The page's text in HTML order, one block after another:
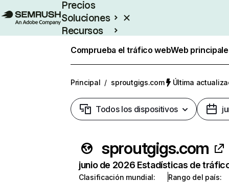
Precios
Soluciones
Recursos
Comprueba el tráfico webWeb
Principal / sproutgigs.com Última
Todos los dispositivos
sproutgigs.com
junio de 2026 Estadísticas de
Clasificación mundial:
Rango del país: